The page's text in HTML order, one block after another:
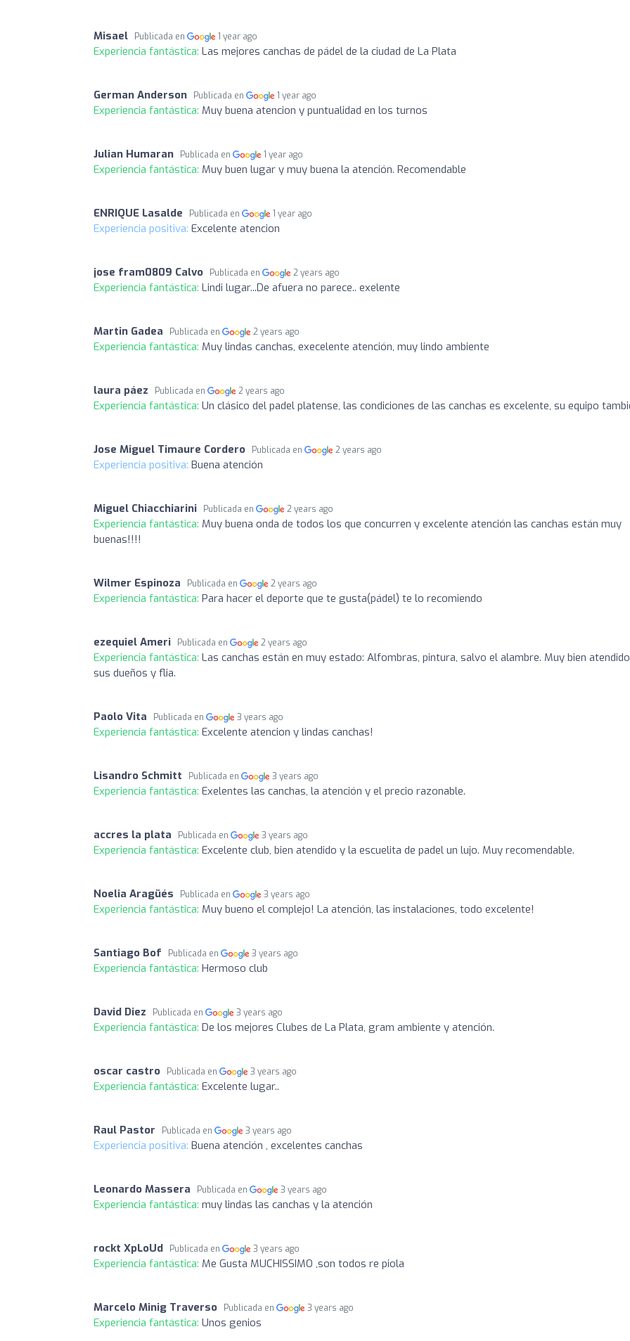
Misael Publicada en 1 year ago
Experiencia fantástica: Las mejores canchas de pádel de la ciudad de La Plata
German Anderson Publicada en 1 year ago
Experiencia fantástica: Muy buena atencion y puntualidad en los turnos
Julian Humaran Publicada en 1 year ago
Experiencia fantástica: Muy buen lugar y muy buena la atención. Recomendable
ENRIQUE Lasalde Publicada en 1 year ago
Experiencia positiva: Excelente atencion
jose fram0809 Calvo Publicada en 2 years ago
Experiencia fantástica: Lindi lugar...De afuera no parece.. exelente
Martin Gadea Publicada en 2 years ago
Experiencia fantástica: Muy lindas canchas, execelente atención, muy lindo ambiente
laura páez Publicada en 2 years ago
Experiencia fantástica: Un clásico del padel platense, las condiciones de las canchas es excelente, su equipo
Jose Miguel Timaure Cordero Publicada en 2 years ago
Experiencia positiva: Buena atención
Miguel Chiacchiarini Publicada en 2 years ago
Experiencia fantástica: Muy buena onda de todos los que concurren y excelente atención las canchas están muy
buenas!!!!
Wilmer Espinoza Publicada en 2 years ago
Experiencia fantástica: Para hacer el deporte que te gusta(pádel) te lo recomiendo
ezequiel Ameri Publicada en 2 years ago
Experiencia fantástica: Las canchas están en muy estado: Alfombras, pintura, salvo el alambre. Muy bien
sus dueños y flia.
Paolo Vita Publicada en 3 years ago
Experiencia fantástica: Excelente atencion y lindas canchas!
Lisandro Schmitt Publicada en 3 years ago
Experiencia fantástica: Exelentes las canchas, la atención y el precio razonable.
accres la plata Publicada en 3 years ago
Experiencia fantástica: Excelente club, bien atendido y la escuelita de padel un lujo. Muy recomendable.
Noelia Aragüés Publicada en 3 years ago
Experiencia fantástica: Muy bueno el complejo! La atención, las instalaciones, todo excelente!
Santiago Bof Publicada en 3 years ago
Experiencia fantástica: Hermoso club
David Diez Publicada en 3 years ago
Experiencia fantástica: De los mejores Clubes de La Plata, gram ambiente y atención.
oscar castro Publicada en 3 years ago
Experiencia fantástica: Excelente lugar..
Raul Pastor Publicada en 3 years ago
Experiencia positiva: Buena atención , excelentes canchas
Leonardo Massera Publicada en 3 years ago
Experiencia fantástica: muy lindas las canchas y la atención
rockt XpLoUd Publicada en 3 years ago
Experiencia fantástica: Me Gusta MUCHISSIMO ,son todos re piola
Marcelo Minig Traverso Publicada en 3 years ago
Experiencia fantástica: Unos genios